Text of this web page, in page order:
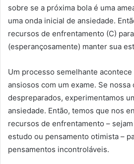
sobre se a próxima bola é uma
uma onda inicial de ansiedade.
recursos de enfrentamento (C)
(esperançosamente) manter sua
Um processo semelhante
ansiosos com um exame. Se
despreparados, experimentamos
ansiedade. Então, temos que nos
recursos de enfrentamento –
estudo ou pensamento otimista –
pensamentos incontroláveis.